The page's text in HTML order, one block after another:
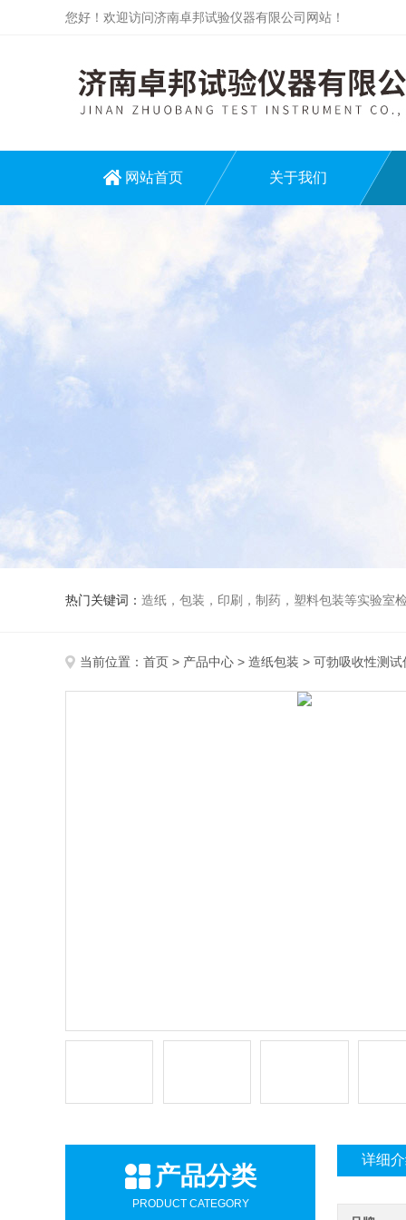
您好！欢迎访问济南卓邦试验仪器有限公司网站！
网站首页 关于我们
热门关键词： 造纸，包装，印刷，制药，塑料包装等实验室
当前位置： 首页 > 产品中心 > 造纸包装 > 可勃吸收性测试
产品分类
PRODUCT CATEGORY
详细